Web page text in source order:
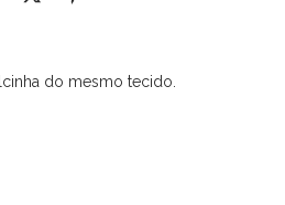
do mesmo tecido.